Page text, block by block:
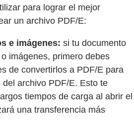
para lograr el mejor
un archivo PDF/E:
e imágenes: si tu documento
imágenes, primero debes
de convertirlos a PDF/E para
del archivo PDF/E. Esto te
tiempos de carga al abrir el
una transferencia más